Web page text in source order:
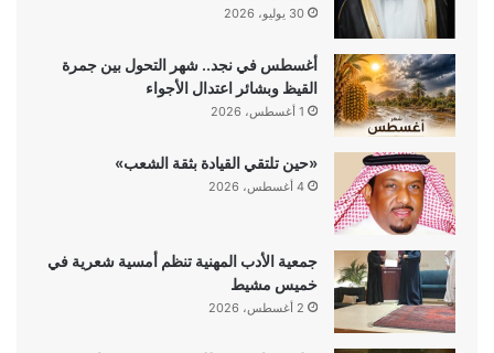
30 يوليو، 2026
أغسطس في نجد.. شهر التحول بين جمرة
القيظ وبشائر اعتدال الأجواء
1 أغسطس، 2026
«حين تلتقي القيادة بثقة الشعب»
4 أغسطس، 2026
جمعية الأدب المهنية تنظم أمسية شعرية في
خميس مشيط
2 أغسطس، 2026